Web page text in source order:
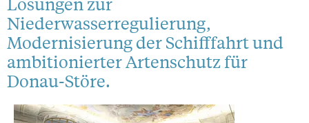
Niederwasserregulierung,
Modernisierung der Schifffahrt und
ambitionierter Artenschutz für
Donau-Störe.